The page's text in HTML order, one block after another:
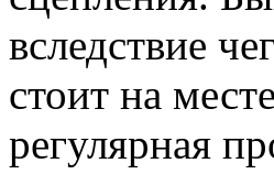
вследствие
стоит на
регулярная